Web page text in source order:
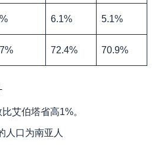
6.1% 5.1%
72.4% 70.9%
艾伯塔省高1%。
人口为南亚人